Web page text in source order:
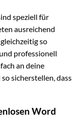
speziell für
ausreichend
so
professionell
an deine
sicherstellen, dass
Word